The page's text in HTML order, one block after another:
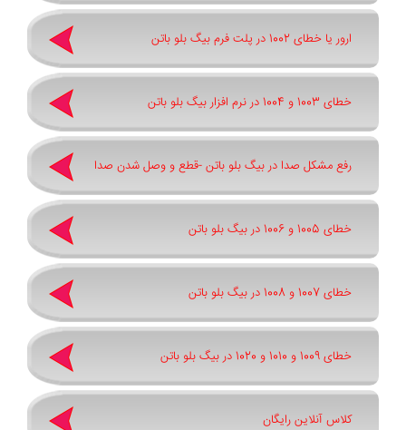
ارور یا خطای 1002 در پلت فرم بیگ بلو باتن
خطای 1003 و 1004 در نرم افزار بیگ بلو باتن
رفع مشکل صدا در بیگ بلو باتن -قطع و وصل شدن صدا
خطای 1005 و 1006 در بیگ بلو باتن
خطای 1007 و 1008 در بیگ بلو باتن
خطای 1009 و 1010 و 1020 در بیگ بلو باتن
کلاس آنلاین رایگان